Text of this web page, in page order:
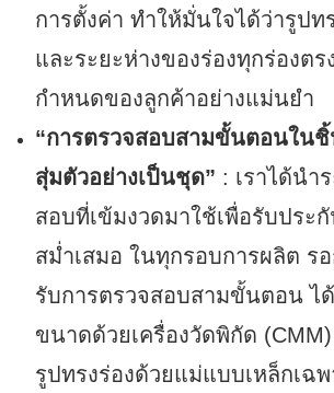
การตั้งค่า ทำให้มั่นใจได้ว่ารูปท
และระยะห่างของร่องทุกร่องต
กำหนดของลูกค้าอย่างแม่นยำ
“การตรวจสอบสามขั้นตอนใน
สุ่มตัวอย่างเป็นชุด” : เราได้นำ
สอบที่เข้มงวดมาใช้เพื่อรับประ
สม่ำเสมอ ในทุกรอบการผลิต ร
รับการตรวจสอบสามขั้นตอน ไ
ขนาดด้วยเครื่องวัดพิกัด
รูปทรงร่องด้วยแม่แบบเหล็กเฉ